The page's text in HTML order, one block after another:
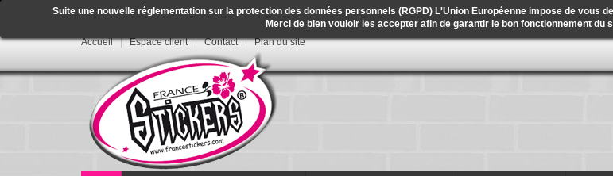
Accueil Espace client Contact Plan du site
Suite une nouvelle réglementation sur la protection des données personnels (RGPD) L'Union Européenne impose de vous
Merci de bien vouloir les accepter afin de garantir le bon fonctionnement du